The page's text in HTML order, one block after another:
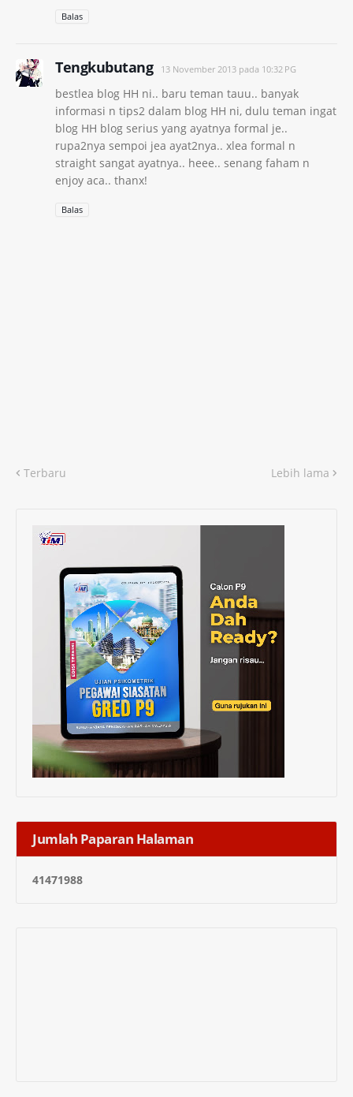
Balas
Tengkubutang 13 November 2013 pada 10:32 PG
bestlea blog HH ni.. baru teman tauu.. banyak
informasi n tips2 dalam blog HH ni, dulu teman ingat
blog HH blog serius yang ayatnya formal je..
rupa2nya sempoi jea ayat2nya.. xlea formal n
straight sangat ayatnya.. heee.. senang faham n
enjoy aca.. thanx!
Balas
Terbaru Lebih lama
Jumlah Paparan Halaman
41471988